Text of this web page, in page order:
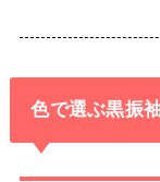
色で選ぶ黒振